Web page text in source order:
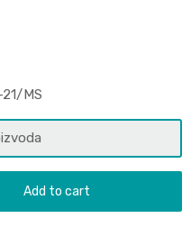
MS
Add to cart